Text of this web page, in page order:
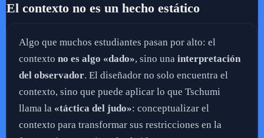
El contexto no es un hecho estático
Algo que muchos estudiantes pasan por alto: el
contexto no es algo «dado», sino una interpretación
del observador. El diseñador no solo encuentra el
contexto, sino que puede aplicar lo que Tschumi
llama la «táctica del judo»: conceptualizar el
contexto para transformar sus restricciones en la